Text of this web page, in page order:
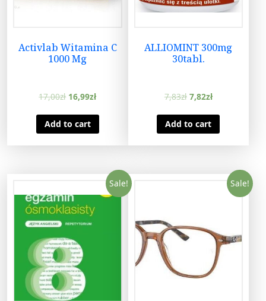
Activlab Witamina C
1000 Mg
17,00zł 16,99zł
Add to cart
ALLIOMINT 300mg
30tabl.
7,83zł 7,82zł
Add to cart
Sale! Sale!